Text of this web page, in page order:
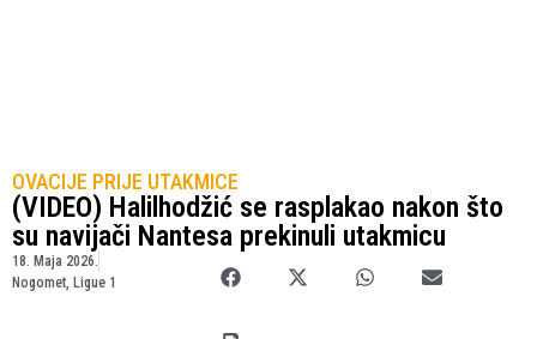
OVACIJE PRIJE UTAKMICE
(VIDEO) Halilhodžić se rasplakao nakon što
su navijači Nantesa prekinuli utakmicu
18. Maja 2026.
Nogomet, Ligue 1